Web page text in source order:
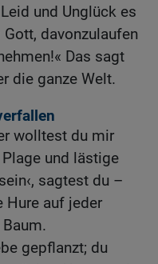
und Unglück es
davonzulaufen
Das sagt
die ganze Welt.
wolltest du mir
und lästige
sagtest du –
Hure auf jeder
gepflanzt; du